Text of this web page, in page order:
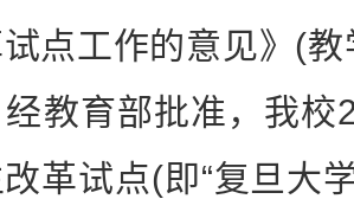
点工作的意见》(
教育部批准，我校
革试点(即“复旦大